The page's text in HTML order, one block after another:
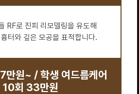
RF로 진피 리모델링을 유도해
흉터와 깊은 모공을 표적합니다.
만원~ / 학생 여드름케어
10회 33만원